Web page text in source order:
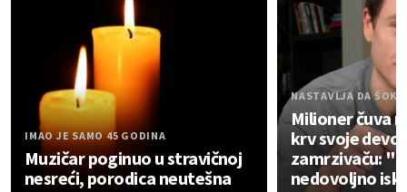
IMAO JE SAMO 45 GODINA
Muzičar poginuo u stravičnoj
nesreći, porodica neutešna
NASTAVLJA DA
Milioner čuva
krv svoje
zamrzivaču:
nedovoljno